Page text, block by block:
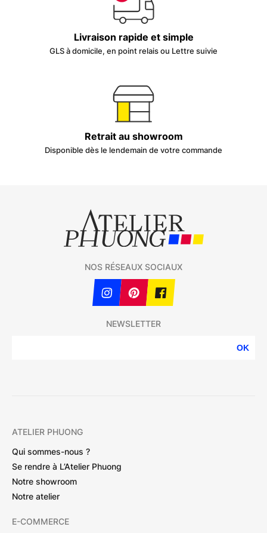
Livraison rapide et simple
GLS à domicile, en point relais ou Lettre suivie
Retrait au showroom
Disponible dès le lendemain de votre commande
NEWSLETTER
OK
NOS RÉSEAUX SOCIAUX
ATELIER PHUONG
Qui sommes-nous ?
Se rendre à L’Atelier Phuong
Notre showroom
Notre atelier
E-COMMERCE